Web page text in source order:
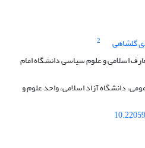
گلشاهی
2
اسلامی و علوم سیاسی دانشگاه امام
دانشگاه آزاد اسلامی، واحد علوم و